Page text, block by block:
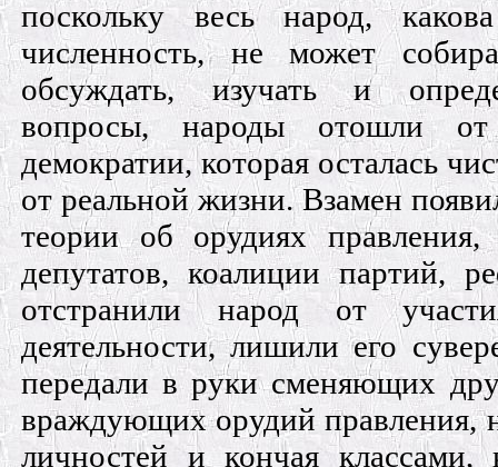
поскольку весь народ,
численность, не может
обсуждать, изучать и
вопросы, народы отошли
демократии, которая осталась
от реальной жизни. Взамен
теории об орудиях
депутатов, коалиции партий,
отстранили народ от
деятельности, лишили его
передали в руки сменяющих
враждующих орудий правления,
личностей и кончая классами,